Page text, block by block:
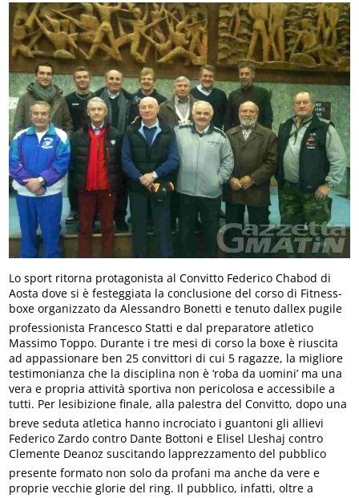
Lo sport ritorna protagonista al Convitto Federico Chabod di
Aosta dove si è festeggiata la conclusione del corso di Fitness-
boxe organizzato da Alessandro Bonetti e tenuto dallex pugile
professionista Francesco Statti e dal preparatore atletico
Massimo Toppo. Durante i tre mesi di corso la boxe è riuscita
ad appassionare ben 25 convittori di cui 5 ragazze, la migliore
testimonianza che la disciplina non è ‘roba da uomini’ ma una
vera e propria attività sportiva non pericolosa e accessibile a
tutti. Per lesibizione finale, alla palestra del Convitto, dopo una
breve seduta atletica hanno incrociato i guantoni gli allievi
Federico Zardo contro Dante Bottoni e Elisel Lleshaj contro
Clemente Deanoz suscitando lapprezzamento del pubblico
presente formato non solo da profani ma anche da vere e
proprie vecchie glorie del ring. Il pubblico, infatti, oltre a